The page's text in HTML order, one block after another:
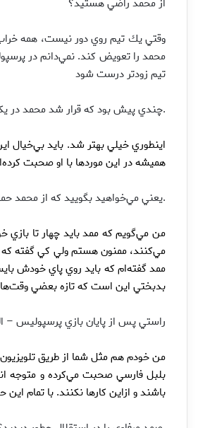
از محمد راضي هستيد؟
وقتي يك تيم روي دور نيست، همه
محمد را تعويض كند. نمي‌دانم در
تيم زودتر درست شود
.چندي پيش بود كه قرار شد محمد در
اينطوري خيلي بهتر شد. بايد بي‌خيال
هميشه در اين موردها با او صحبت
.يعني مي‌خواهيد بگوييد كه از محمد
من مي‌گويم كه ممد بايد چهار تا بازي
مي‌كنند، ممنون هستم ولي كي گفته كه
ممد گفته‌ام كه بايد روي پاي خودش
بدبختي اين است كه تازه بعضي
راستي پس از پايان بازي پرسپوليس –
من خودم هم مثل شما از طريق
بلبل فارسي صحبت مي‌كرده و متوجه
باشند و ازاين كارها نكنند. با تمام